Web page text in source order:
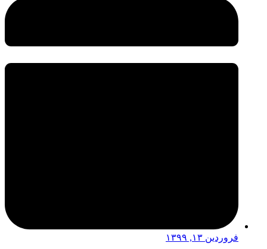
فروردین ۱۳, ۱۳۹۹